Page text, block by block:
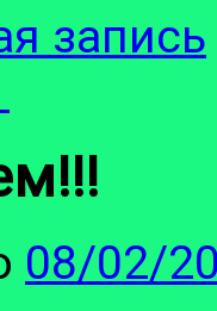
запись
08/02/